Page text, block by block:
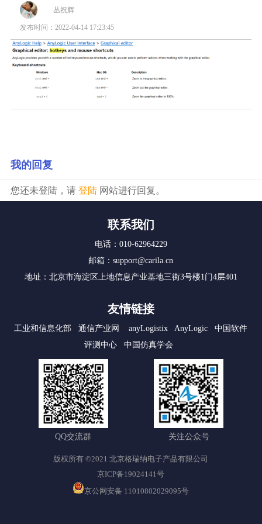
丛祝辉
发布时间：2022-04-14 17:23:45
我的回复
您还未登陆，请 登陆网站进行回复。
联系我们
电话：010-62964229
邮箱：support@carila.cn
地址：北京市海淀区上地信息产业基地三街3号楼1门4层401
友情链接
工业和信息化部 通信产业网 anyLogistix AnyLogic
中国软件
评测中心
中国仿真学会
QQ交流群 关注公众号
版权所有 ©2021 北京格瑞纳电子产品有限公司
京ICP备19024141号
京公网安备 11010802029095号